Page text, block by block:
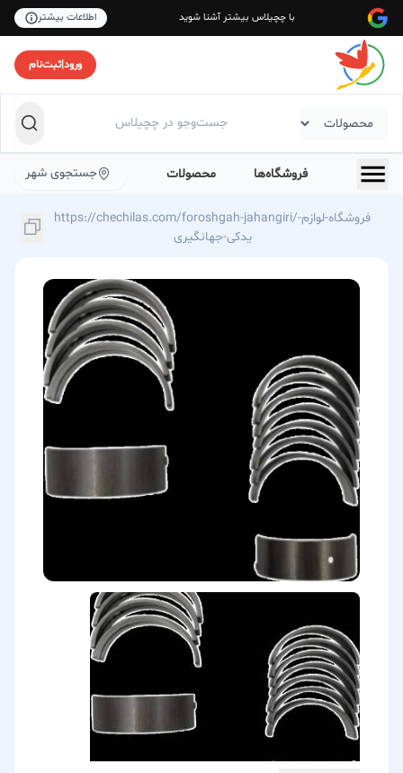
با چچیلاس بیشتر آشنا شوید اطلاعات بیشتر
ورود|ثبت‌نام
فروشگاه‌ها محصولات جستجوی شهر
https://chechilas.com/foroshgah-jahangiri/فروشگاه-لوازم-
یدکی-جهانگیری